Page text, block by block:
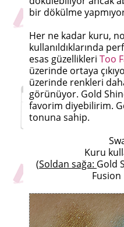
bir dökülme
Her ne kadar kuru,
kullanıldıklarında
esas güzellikleri Too
üzerinde ortaya
üzerinde renkleri daha
görünüyor. Gold
favorim diyebilirim.
tonuna sahip.
Kuru
(Soldan sağa: Gold